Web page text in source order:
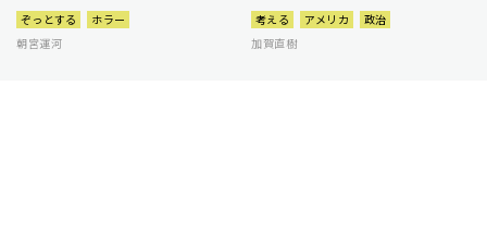
ぞっとする
ホラー
朝宮運河
考える アメリカ
政治
加賀直樹